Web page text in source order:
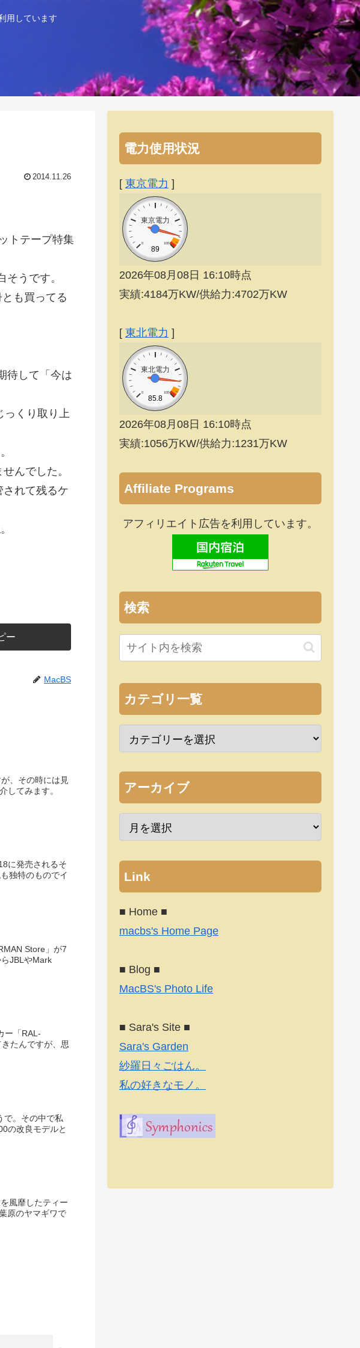
用しています
2014.11.26
トテープ特集
うです。
も買ってる
待して「今は
っくり取り上
んでした。
れて残るケ
ー
MacBS
、その時には見
してみます。
に発売されるそ
独特のものでイ
Store」が7
JBLやMark
ー「RAL-
たんですが、思
で。その中で私
の改良モデルと
風靡したティー
原のヤマギワで
電力使用状況
[ 東京電力 ]
東京電力
0 100
89
2026年08月08日 16:10時点
実績:4184万KW/供給力:4702万KW
[ 東北電力 ]
東北電力
0 100
85.8
2026年08月08日 16:10時点
実績:1056万KW/供給力:1231万KW
Affiliate Programs
アフィリエイト広告を利用しています。
検索
カテゴリ一覧
アーカイブ
Link
■ Home ■
macbs's Home Page
■ Blog ■
MacBS's Photo Life
■ Sara's Site ■
Sara's Garden
紗羅日々ごはん。
私の好きなモノ。